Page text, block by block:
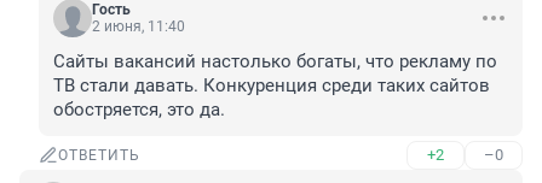
Гость
2 июня, 11:40
Сайты вакансий настолько богаты, что рекламу по
ТВ стали давать. Конкуренция среди таких сайтов
обостряется, это да.
ОТВЕТИТЬ +2 –0